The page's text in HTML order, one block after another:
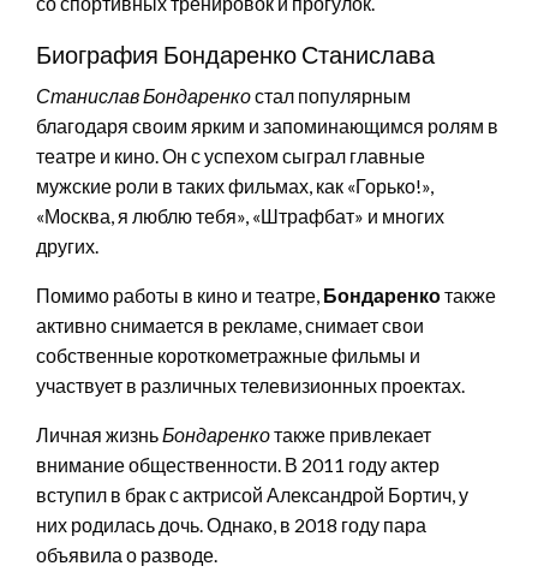
Биография Бондаренко Станислава
Станислав Бондаренкостал популярным
благодаря своим ярким и запоминающимся ролям в
театре и кино. Он с успехом сыграл главные
мужские роли в таких фильмах, как «Горько!»,
«Москва, я люблю тебя», «Штрафбат» и многих
других.
Помимо работы в кино и театре, Бондаренкотакже
активно снимается в рекламе, снимает свои
собственные короткометражные фильмы и
участвует в различных телевизионных проектах.
Личная жизньБондаренкотакже привлекает
внимание общественности. В 2011 году актер
вступил в брак с актрисой Александрой Бортич, у
них родилась дочь. Однако, в 2018 году пара
объявила о разводе.